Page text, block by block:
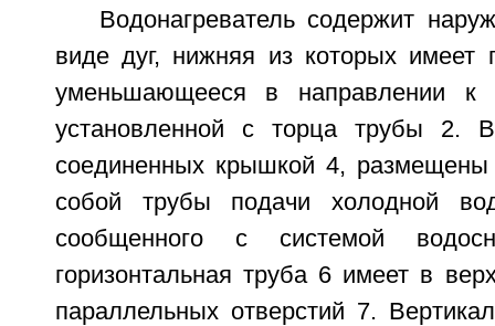
Водонагреватель содержит
виде дуг, нижняя из которых имеет
уменьшающееся в направлении к
установленной с торца трубы 2.
соединенных крышкой 4,
собой трубы подачи холодной
сообщенного с системой
горизонтальная труба 6 имеет в
параллельных отверстий 7.